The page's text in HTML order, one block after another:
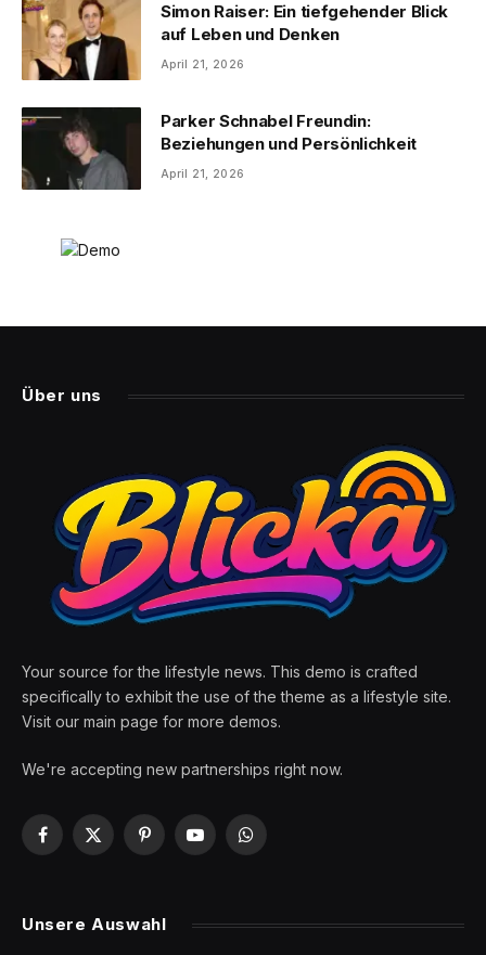
Simon Raiser: Ein tiefgehender Blick
auf Leben und Denken
April 21, 2026
Parker Schnabel Freundin:
Beziehungen und Persönlichkeit
April 21, 2026
Über uns
Your source for the lifestyle news. This demo is crafted
specifically to exhibit the use of the theme as a lifestyle site.
Visit our main page for more demos.
We're accepting new partnerships right now.
Facebook
X
PinterestYouTubeWhatsApp
Unsere Auswahl